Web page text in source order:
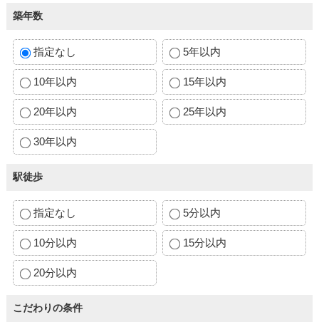
築年数
指定なし 5年以内
10年以内 15年以内
20年以内 25年以内
30年以内
駅徒歩
指定なし 5分以内
10分以内 15分以内
20分以内
こだわりの条件